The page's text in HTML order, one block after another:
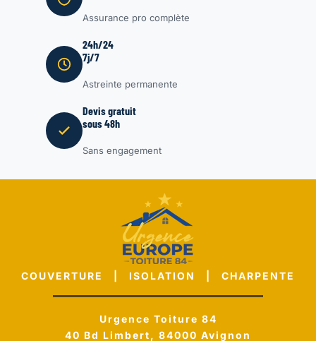
Assurance pro complète
24h/24
7j/7
Astreinte permanente
Devis gratuit
sous 48h
Sans engagement
COUVERTURE | ISOLATION | CHARPENTE
Urgence Toiture 84
40 Bd Limbert, 84000 Avignon